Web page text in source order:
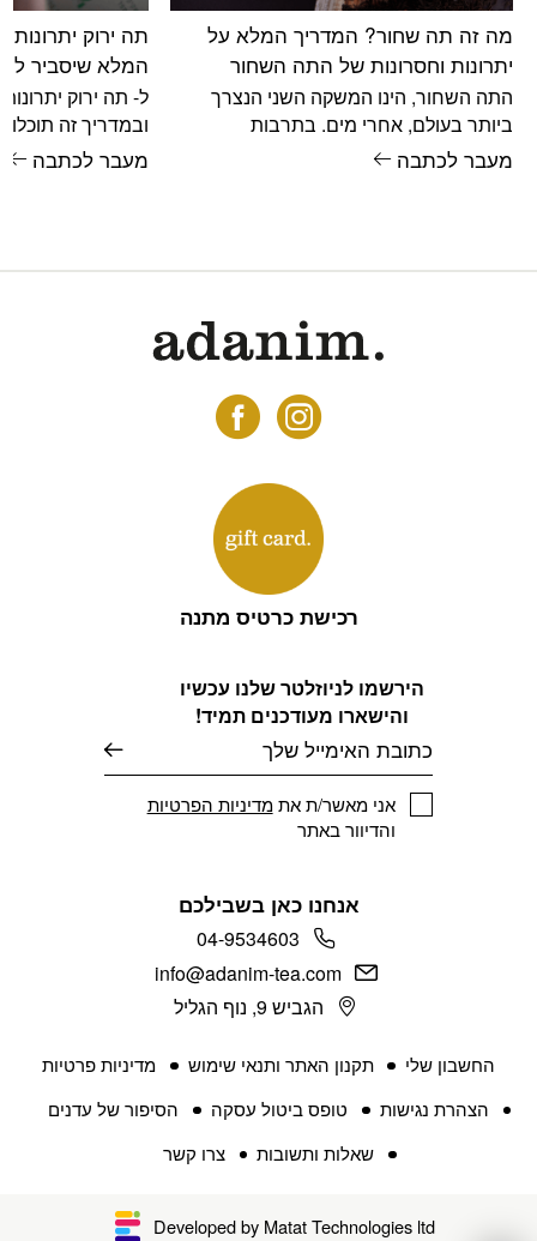
מה זה תה שחור? המדריך המלא על
יתרונות וחסרונות של התה השחור
התה השחור, הינו המשקה השני הנצרך
ביותר בעולם, אחרי מים. בתרבות
המערבית, כאשר מזכירים את המילה "תה",
מעבר לכתבה
תה ירוק יתרונות
המלא שיסביר
ל- תה ירוק
ובמדריך זה
החשוב אודותיו -
מעבר לכתבה
הירשמו לניוזלטר שלנו עכשיו
והישארו מעודכנים תמיד!
אני מאשר/ת אתמדיניות הפרטיות
והדיוור באתר
החשבון שלי תקנון האתר ותנאי שימוש
מדיניות פרטיות
הצהרת נגישות
טופס ביטול עסקה
הסיפור של עדנים
שאלות ותשובות
צרו קשר
אנחנו כאן בשבילכם
04-9534603
info@adanim-tea.com
הגביש 9, נוף הגליל
רכישת כרטיס מתנה
Developed by Matat Technologies ltd